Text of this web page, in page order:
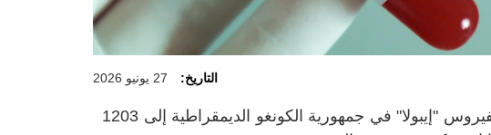
التاريخ: 27 يونيو 2026
ارتفع عدد الإصابات المؤكدة بفيروس "إيبولا" في جمهورية الكونغو الديمقراطية إلى 1203